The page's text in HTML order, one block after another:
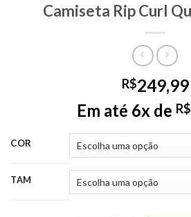
Camiseta Rip Curl
R$249,99
Em até 6x de R$
COR
TAM